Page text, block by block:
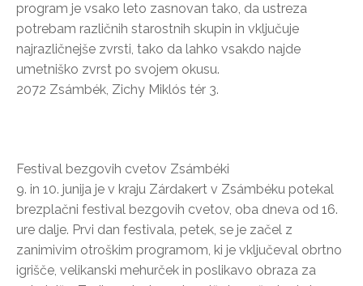
program je vsako leto zasnovan tako, da ustreza
potrebam različnih starostnih skupin in vključuje
najrazličnejše zvrsti, tako da lahko vsakdo najde
umetniško zvrst po svojem okusu.
2072 Zsámbék, Zichy Miklós tér 3.
Festival bezgovih cvetov Zsámbéki
9. in 10. junija je v kraju Zárdakert v Zsámbéku potekal
brezplačni festival bezgovih cvetov, oba dneva od 16.
ure dalje. Prvi dan festivala, petek, se je začel z
zanimivim otroškim programom, ki je vključeval obrtno
igrišče, velikanski mehurček in poslikavo obraza za